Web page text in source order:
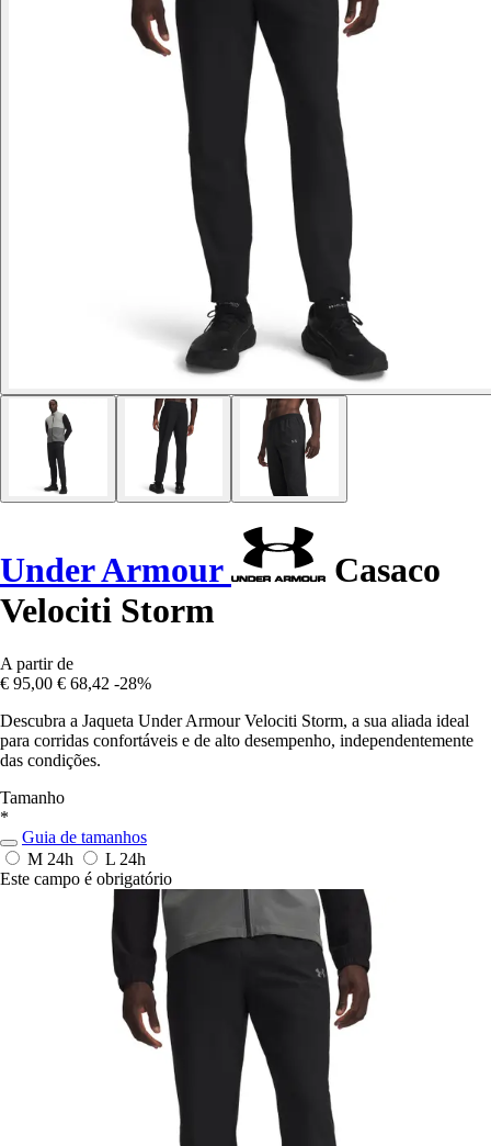
Under Armour
Casaco
Velociti Storm
A partir de
€ 95,00 € 68,42 -28%
Descubra a Jaqueta Under Armour Velociti Storm, a sua aliada ideal
para corridas confortáveis e de alto desempenho, independentemente
das condições.
Tamanho
*
Guia de tamanhos
M 24h L 24h
Este campo é obrigatório